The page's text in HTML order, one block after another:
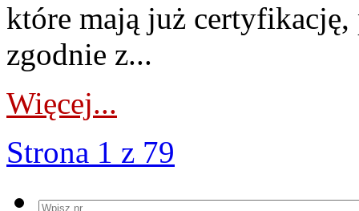
które mają już
zgodnie z...
Więcej...
Strona 1 z 79